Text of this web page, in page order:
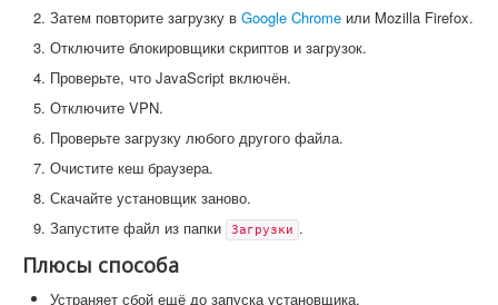
Затем повторите загрузку в Google Chrome или Mozilla Firefox.
Отключите блокировщики скриптов и загрузок.
Проверьте, что JavaScript включён.
Отключите VPN.
Проверьте загрузку любого другого файла.
Очистите кеш браузера.
Скачайте установщик заново.
Запустите файл из папки
Загрузки .
Плюсы способа
Устраняет сбой ещё до запуска установщика.